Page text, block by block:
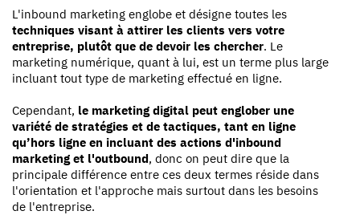
L'inbound marketing englobe et désigne toutes les
techniques visant à attirer les clients vers votre
entreprise, plutôt que de devoir les chercher. Le
marketing numérique, quant à lui, est un terme plus large
incluant tout type de marketing effectué en ligne.
Cependant, le marketing digital peut englober une
variété de stratégies et de tactiques, tant en ligne
qu’hors ligne en incluant des actions d'inbound
marketing et l'outbound, donc on peut dire que la
principale différence entre ces deux termes réside dans
l'orientation et l'approche mais surtout dans les besoins
de l'entreprise.